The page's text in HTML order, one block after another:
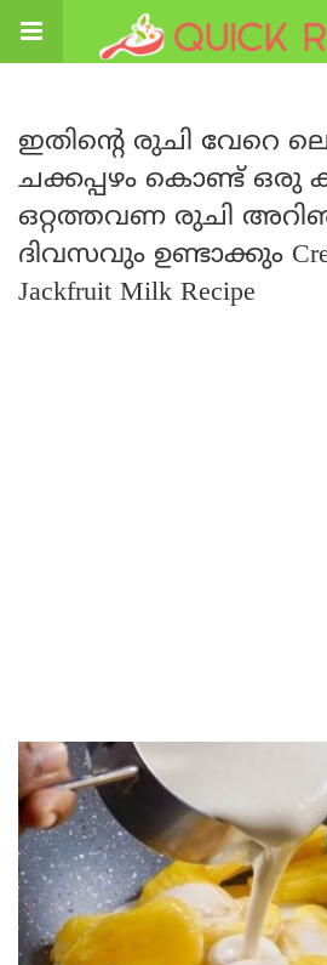
ഇതിൻ്റെ രുചി വേറെ
ചക്കപ്പഴം കൊണ്ട് ഒരു
ഒറ്റത്തവണ രുചി
ദിവസവും ഉണ്ടാക്കും
Jackfruit Milk Recipe